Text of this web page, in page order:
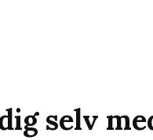
selv